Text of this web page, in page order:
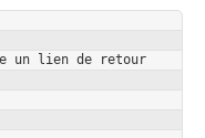
un lien de retour